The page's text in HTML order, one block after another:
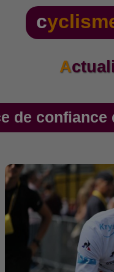
c
de confiance